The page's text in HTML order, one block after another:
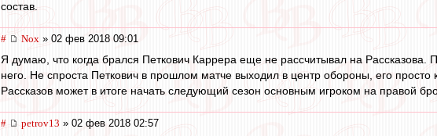
состав.
# Nox » 02 фев 2018 09:01
Я думаю, что когда брался Петкович Каррера еще не рассчитывал на
него. Не спроста Петкович в прошлом матче выходил в центр обороны, его просто
Рассказов может в итоге начать следующий сезон основным игроком на правой
# petrov13 » 02 фев 2018 02:57